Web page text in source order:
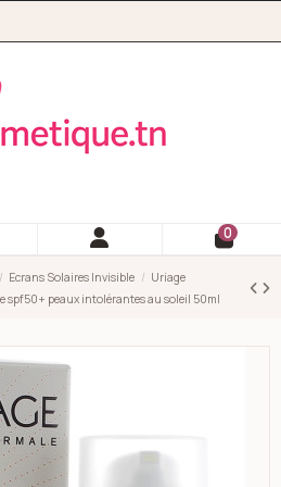
0
Ecrans Solaires Invisible
Uriage
spf50+ peaux intolérantes au soleil 50ml